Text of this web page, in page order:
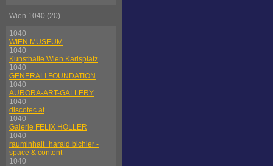
Wien 1040 (20)
1040
WIEN MUSEUM
1040
Kunsthalle Wien Karlsplatz
1040
GENERALI FOUNDATION
1040
AURORA-ART-GALLERY
1040
discotec.at
1040
Galerie FELIX HÖLLER
1040
rauminhalt_harald bichler -
space & content
1040